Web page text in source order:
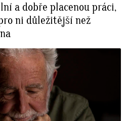
a dobře placenou práci,
ni důležitější než